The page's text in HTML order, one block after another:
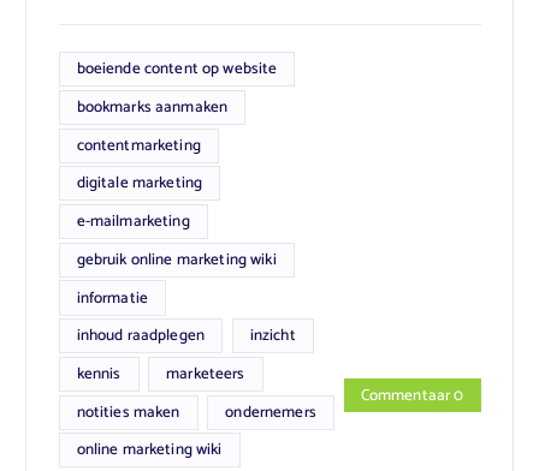
boeiende content op website
bookmarks aanmaken
contentmarketing
digitale marketing
e-mailmarketing
gebruik online marketing wiki
informatie
inhoud raadplegen
inzicht
kennis
marketeers
notities maken
ondernemers
online marketing wiki
Commentaar 0